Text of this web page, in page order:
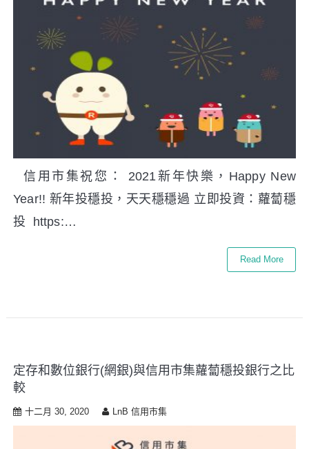
信用市集祝您： 2021新年快樂，Happy New
Year!! 新年投穩投，天天穩穩過 立即投資：蘿蔔穩
投 https:…
Read More
定存和數位銀行(網銀)與信用市集蘿蔔穩投銀行之比
較
十二月 30, 2020 LnB 信用市集